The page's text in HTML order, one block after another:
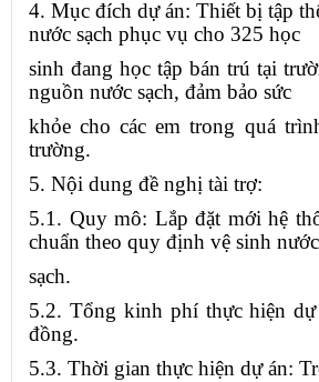
4. Mục đích dự án: Thiết bị tập
nước sạch phục vụ cho 325 học
sinh đang học tập bán trú tại
nguồn nước sạch, đảm bảo sức
khỏe cho các em trong quá
trường.
5. Nội dung đề nghị tài trợ:
5.1. Quy mô: Lắp đặt mới hệ
chuẩn theo quy định vệ sinh nước
sạch.
5.2. Tổng kinh phí thực hiện
đồng.
5.3. Thời gian thực hiện dự án: